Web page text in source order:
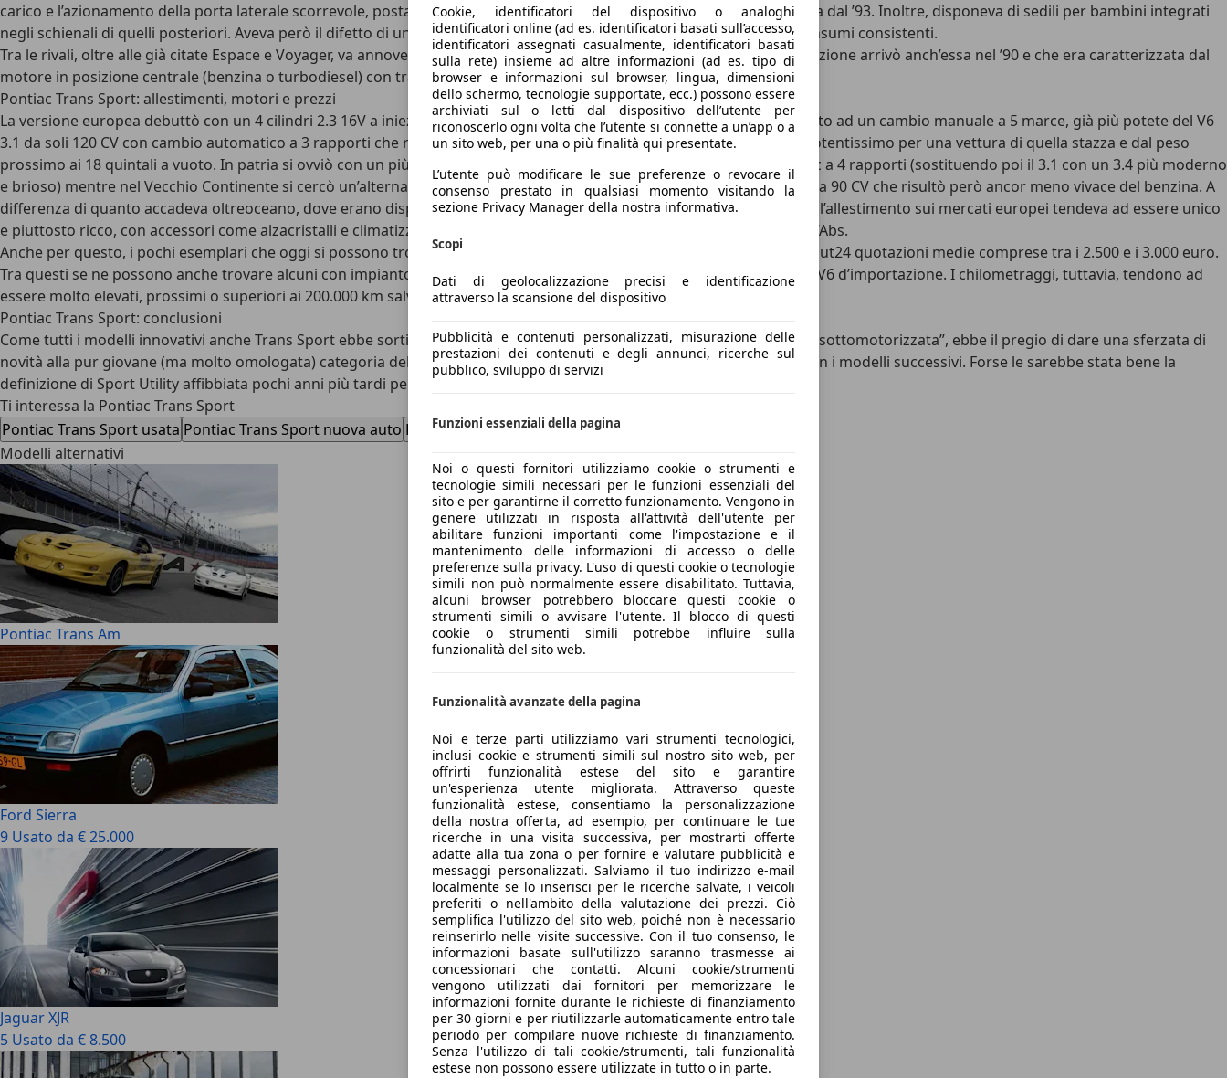
carico e l’azionamento della porta laterale scorrevole, posta sul lato destro, via telecomando, novità assoluta introdotta dal ’93. Inoltre, disponeva di sedili per bambini integrati
negli schienali di quelli posteriori. Aveva però il difetto di una scarsa potenza in rapporto al peso e di conseguenza, consumi consistenti.
Tra le rivali, oltre alle già citate Espace e Voyager, va annoverata l’altrettanto originaleToyota Previala cui prima generazione arrivò anch’essa nel ’90 e che era caratterizzata dal
motore in posizione centrale (benzina o turbodiesel) con trazione posteriore o integrale.
Pontiac Trans Sport: allestimenti, motori e prezzi
La versione europea debuttò con un 4 cilindri 2.3 16V a iniezione elettronica da 147 CV (137 con catalizzatore) accoppiato ad un cambio manuale a 5 marce, già più potete del V6
3.1 da soli 120 CV con cambio automatico a 3 rapporti che rappresentava l’offerta base negli Usa ma comunque non potentissimo per una vettura di quella stazza e dal peso
prossimo ai 18 quintali a vuoto. In patria si ovviò con un più performante 3.8 da 170 CV abbinato al cambio Hydra Matic a 4 rapporti (sostituendo poi il 3.1 con un 3.4 più moderno
e brioso) mentre nel Vecchio Continente si cercò un’alternativa più economica montando un due litri turbodiesel PSA da 90 CV che risultò però ancor meno vivace del benzina. A
differenza di quanto accadeva oltreoceano, dove erano disponibili diversi livelli di equipaggiamento (base, SE e poi GT) l’allestimento sui mercati europei tendeva ad essere unico
e piuttosto ricco, con accessori come alzacristalli e climatizzatore compresi nel prezzo, oltre all’airbag conducente e all’Abs.
Anche per questo, i pochi esemplari che oggi si possono trovare sul mercato dell’usato in Italia conservano su AutoScout24 quotazioni medie comprese tra i 2.500 e i 3.000 euro.
Tra questi se ne possono anche trovare alcuni con impianto a Gpl mentre in altri Paesi d’Europa circola anche qualche V6 d’importazione. I chilometraggi, tuttavia, tendono ad
essere molto elevati, prossimi o superiori ai 200.000 km salvo rare eccezioni.
Pontiac Trans Sport: conclusioni
Come tutti i modelli innovativi anche Trans Sport ebbe sorti alterne: più gradita in Europa che in patria, benché un po’ “sottomotorizzata”, ebbe il pregio di dare una sferzata di
novità alla pur giovane (ma molto omologata) categoria delle “minivan”, anche se GM non proseguì su quella strada con i modelli successivi. Forse le sarebbe stata bene la
definizione di Sport Utility affibbiata pochi anni più tardi per le cugine civilizzate delle fuoristrada.
Ti interessa la Pontiac Trans Sport
Pontiac Trans Sport usata Pontiac Trans Sport nuova auto Pontiac Trans Sport offerte concessionario
Modelli alternativi
Pontiac Trans Am
Ford Sierra
9 Usato da € 25.000
Jaguar XJR
5 Usato da € 8.500
Cookie, identificatori del dispositivo o analoghi
identificatori online (ad es. identificatori basati sull’accesso,
identificatori assegnati casualmente, identificatori basati
sulla rete) insieme ad altre informazioni (ad es. tipo di
browser e informazioni sul browser, lingua, dimensioni
dello schermo, tecnologie supportate, ecc.) possono essere
archiviati sul o letti dal dispositivo dell’utente per
riconoscerlo ogni volta che l’utente si connette a un’app o a
un sito web, per una o più finalità qui presentate.
L’utente può modificare le sue preferenze o revocare il
consenso prestato in qualsiasi momento visitando la
sezione Privacy Manager della nostra informativa.
Scopi
Dati di geolocalizzazione precisi e identificazione
attraverso la scansione del dispositivo
Pubblicità e contenuti personalizzati, misurazione delle
prestazioni dei contenuti e degli annunci, ricerche sul
pubblico, sviluppo di servizi
Funzioni essenziali della pagina
Noi o questi fornitori utilizziamo cookie o strumenti e
tecnologie simili necessari per le funzioni essenziali del
sito e per garantirne il corretto funzionamento. Vengono in
genere utilizzati in risposta all'attività dell'utente per
abilitare funzioni importanti come l'impostazione e il
mantenimento delle informazioni di accesso o delle
preferenze sulla privacy. L'uso di questi cookie o tecnologie
simili non può normalmente essere disabilitato. Tuttavia,
alcuni browser potrebbero bloccare questi cookie o
strumenti simili o avvisare l'utente. Il blocco di questi
cookie o strumenti simili potrebbe influire sulla
funzionalità del sito web.
Funzionalità avanzate della pagina
Noi e terze parti utilizziamo vari strumenti tecnologici,
inclusi cookie e strumenti simili sul nostro sito web, per
offrirti funzionalità estese del sito e garantire
un'esperienza utente migliorata. Attraverso queste
funzionalità estese, consentiamo la personalizzazione
della nostra offerta, ad esempio, per continuare le tue
ricerche in una visita successiva, per mostrarti offerte
adatte alla tua zona o per fornire e valutare pubblicità e
messaggi personalizzati. Salviamo il tuo indirizzo e-mail
localmente se lo inserisci per le ricerche salvate, i veicoli
preferiti o nell'ambito della valutazione dei prezzi. Ciò
semplifica l'utilizzo del sito web, poiché non è necessario
reinserirlo nelle visite successive. Con il tuo consenso, le
informazioni basate sull'utilizzo saranno trasmesse ai
concessionari che contatti. Alcuni cookie/strumenti
vengono utilizzati dai fornitori per memorizzare le
informazioni fornite durante le richieste di finanziamento
per 30 giorni e per riutilizzarle automaticamente entro tale
periodo per compilare nuove richieste di finanziamento.
Senza l'utilizzo di tali cookie/strumenti, tali funzionalità
estese non possono essere utilizzate in tutto o in parte.